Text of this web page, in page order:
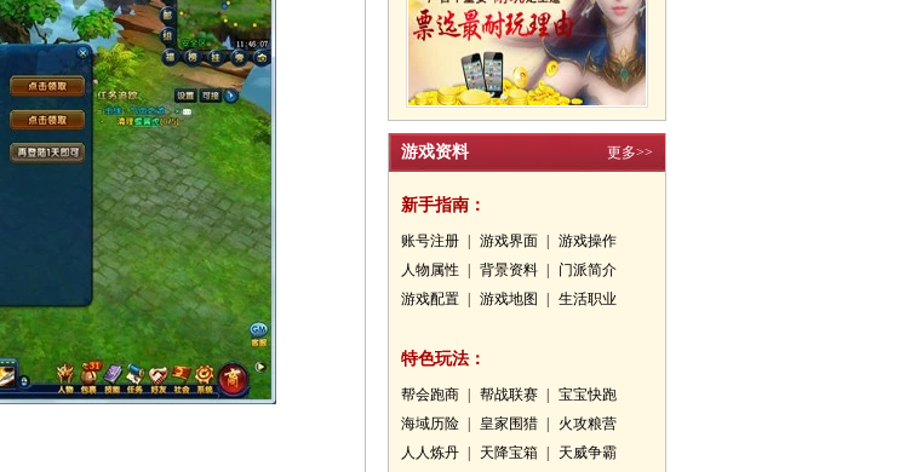
游戏资料 更多>>
新手指南：
账号注册 游戏界面
游戏操作
人物属性
背景资料
门派简介
游戏配置
游戏地图 生活职业
特色玩法：
帮会跑商 帮战联赛
宝宝快跑
海域历险
皇家围猎
火攻粮营
人人炼丹
天降宝箱 天威争霸